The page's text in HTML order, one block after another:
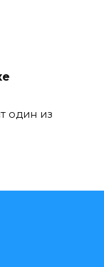
один из